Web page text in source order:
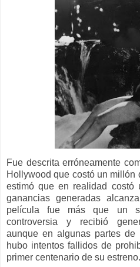
Fue descrita erróneamente
Hollywood que costó un millón
estimó que en realidad costó
ganancias generadas
película fue más que un
controversia y recibió
aunque en algunas partes de
hubo intentos fallidos de
primer centenario de su estreno.